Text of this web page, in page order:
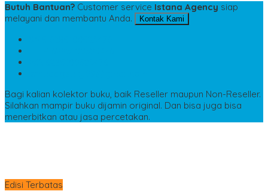
Butuh Bantuan? Customer service Istana Agency siap
melayani dan membantu Anda.
Kontak Kami
Bagi kalian kolektor buku, baik Reseller maupun Non-Reseller.
Silahkan mampir buku dijamin original. Dan bisa juga bisa
menerbitkan atau jasa percetakan.
Edisi Terbatas